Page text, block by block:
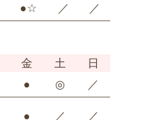
●☆ ／ ／
金 土
日
● ◎ ／
● ／ ／